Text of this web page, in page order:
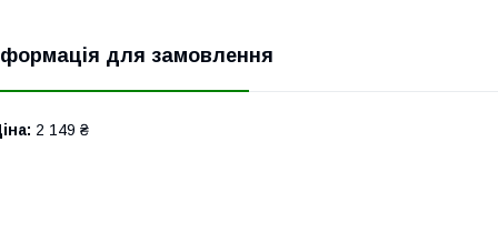
для замовлення
2 149 ₴